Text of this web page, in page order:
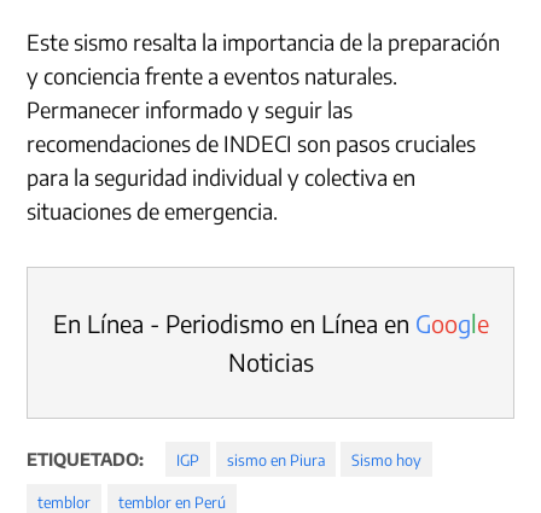
Este sismo resalta la importancia de la preparación
y conciencia frente a eventos naturales.
Permanecer informado y seguir las
recomendaciones de INDECI son pasos cruciales
para la seguridad individual y colectiva en
situaciones de emergencia.
En Línea - Periodismo en Línea en Google
Noticias
ETIQUETADO: IGP sismo en Piura Sismo hoy
temblor temblor en Perú